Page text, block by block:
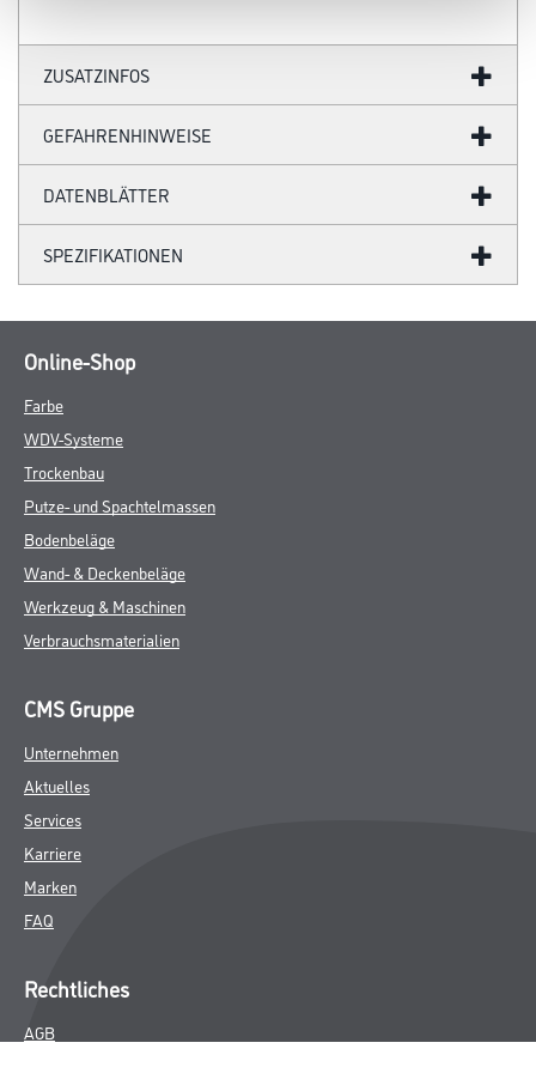
ZUSATZINFOS
GEFAHRENHINWEISE
DATENBLÄTTER
SPEZIFIKATIONEN
Online-Shop
Farbe
WDV-Systeme
Trockenbau
Putze- und Spachtelmassen
Bodenbeläge
Wand- & Deckenbeläge
Werkzeug & Maschinen
Verbrauchsmaterialien
CMS Gruppe
Unternehmen
Aktuelles
Services
Karriere
Marken
FAQ
Rechtliches
AGB